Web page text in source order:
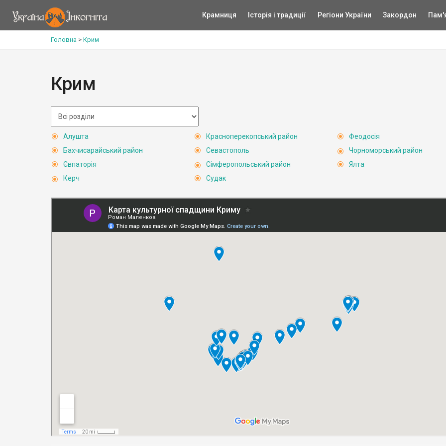
Крамниця Історія і традиції Регіони України Закордон
Головна > Крим
Крим
Алушта
Бахчисарайський район
Євпаторія
Керч
Красноперекопський район
Севастополь
Сімферопольський район
Судак
Феодосія
Чорноморський район
Ялта